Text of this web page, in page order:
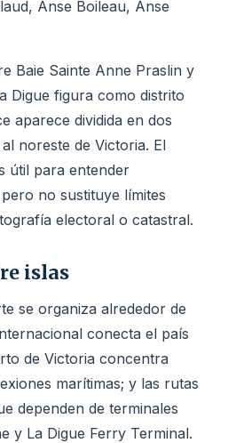
Anse Boileau, Anse
Baie Sainte Anne Praslin y
Digue figura como distrito
aparece dividida en dos
noreste de Victoria. El
útil para entender
no sustituye límites
electoral o catastral.
islas
se organiza alrededor de
conecta el país
de Victoria concentra
marítimas; y las rutas
dependen de terminales
y La Digue Ferry Terminal.